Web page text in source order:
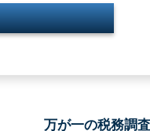
万が一の税務調